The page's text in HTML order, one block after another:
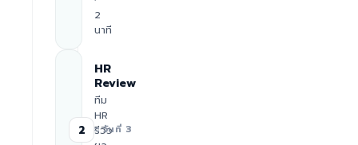
2
นาที
2
HR
Review
ทีม
HR
รีวิว
≈ วันที่ 3